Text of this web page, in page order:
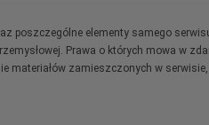
poszczególne elementy samego
Prawa o których mowa w
zamieszczonych w